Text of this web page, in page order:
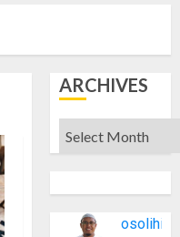
ARCHIVES
Archives
osolihin